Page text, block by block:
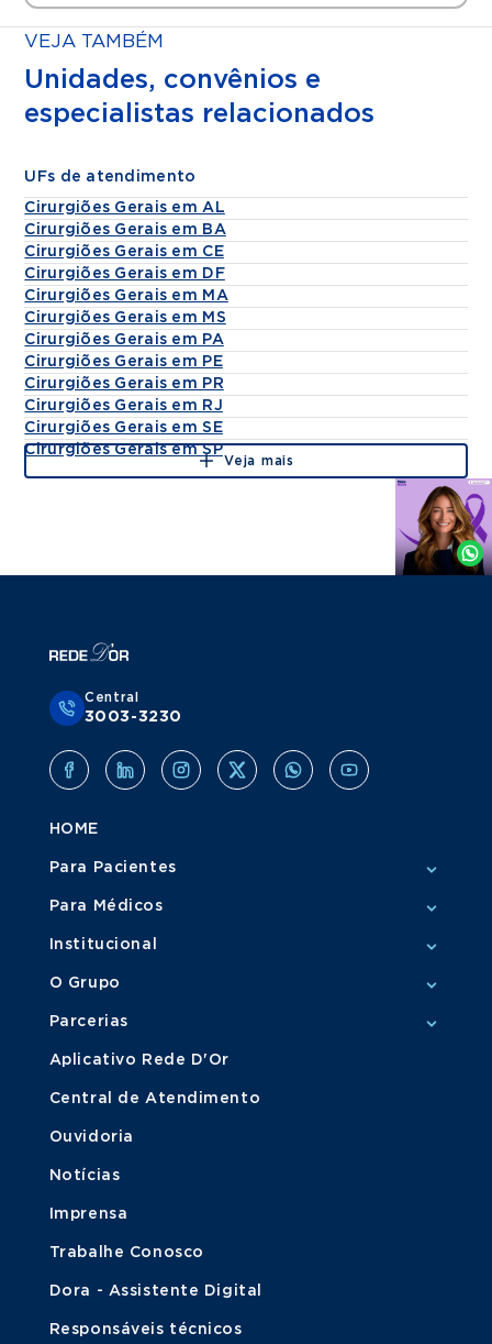
VEJA TAMBÉM
Unidades, convênios e
especialistas relacionados
UFs de atendimento
Cirurgiões Gerais em AL
Cirurgiões Gerais em BA
Cirurgiões Gerais em CE
Cirurgiões Gerais em DF
Cirurgiões Gerais em MA
Cirurgiões Gerais em MS
Cirurgiões Gerais em PA
Cirurgiões Gerais em PE
Cirurgiões Gerais em PR
Cirurgiões Gerais em RJ
Cirurgiões Gerais em SE
Cirurgiões Gerais em SP
Veja mais
Agende
Whatsapp
Central
3003-3230
HOME
Para Pacientes
Para Médicos
Institucional
O Grupo
Parcerias
Aplicativo Rede D'Or
Central de Atendimento
Ouvidoria
Notícias
Imprensa
Trabalhe Conosco
Dora - Assistente Digital
Responsáveis técnicos